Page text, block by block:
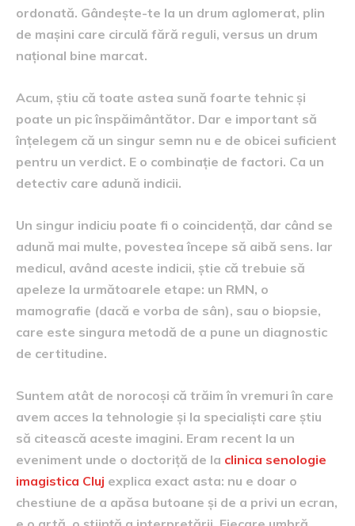
ordonată. Gândește-te la un drum aglomerat, plin
de mașini care circulă fără reguli, versus un drum
național bine marcat.
Acum, știu că toate astea sună foarte tehnic și
poate un pic înspăimântător. Dar e important să
înțelegem că un singur semn nu e de obicei suficient
pentru un verdict. E o combinație de factori. Ca un
detectiv care adună indicii.
Un singur indiciu poate fi o coincidență, dar când se
adună mai multe, povestea începe să aibă sens. Iar
medicul, având aceste indicii, știe că trebuie să
apeleze la următoarele etape: un RMN, o
mamografie (dacă e vorba de sân), sau o biopsie,
care este singura metodă de a pune un diagnostic
de certitudine.
Suntem atât de norocoși că trăim în vremuri în care
avem acces la tehnologie și la specialiști care știu
să citească aceste imagini. Eram recent la un
eveniment unde o doctoriță de la clinica senologie
imagistica Cluj explica exact asta: nu e doar o
chestiune de a apăsa butoane și de a privi un ecran,